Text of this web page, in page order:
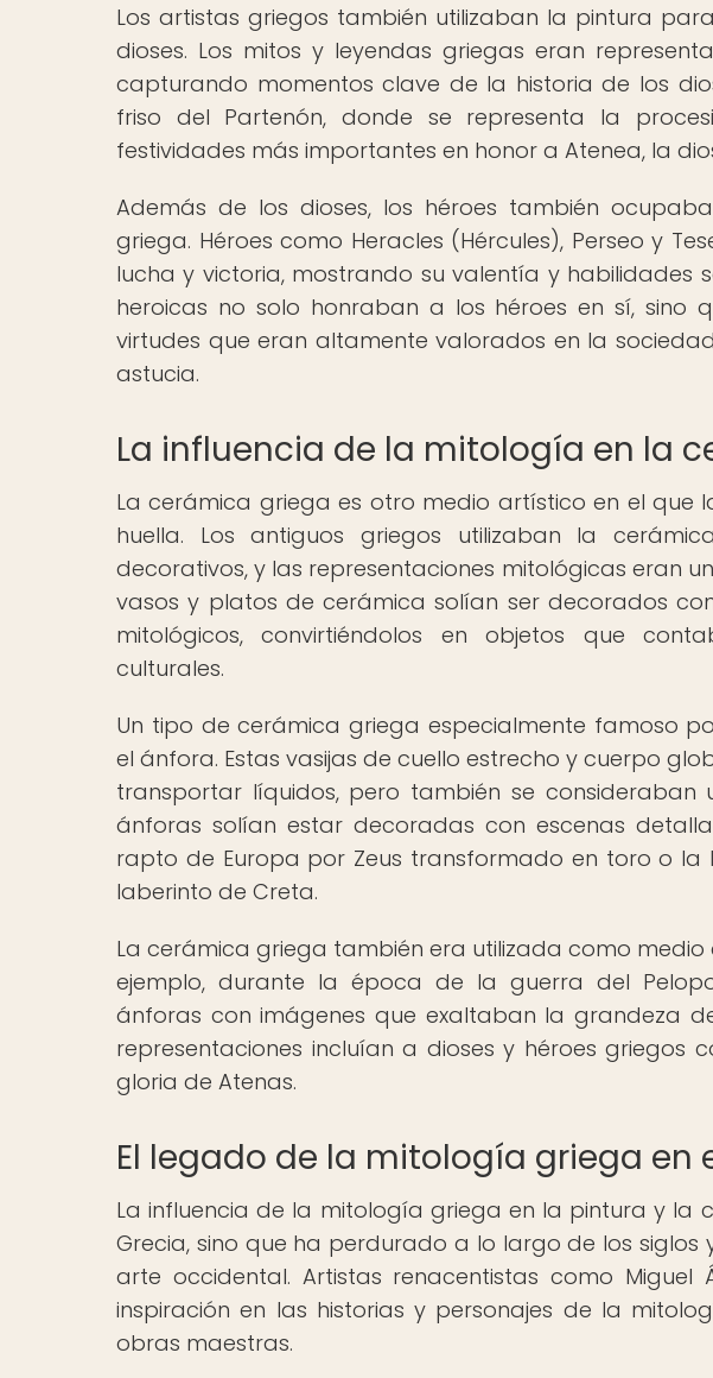
Los artistas griegos también utilizaban la pintura
dioses. Los mitos y leyendas griegas eran
capturando momentos clave de la historia de los
friso del Partenón, donde se representa la
festividades más importantes en honor a Atenea, la
Además de los dioses, los héroes también
griega. Héroes como Heracles (Hércules), Perseo y
lucha y victoria, mostrando su valentía y habilidades
heroicas no solo honraban a los héroes en sí, sino
virtudes que eran altamente valorados en la
astucia.
La influencia de la mitología en la
La cerámica griega es otro medio artístico en el
huella. Los antiguos griegos utilizaban la
decorativos, y las representaciones mitológicas eran
vasos y platos de cerámica solían ser decorados
mitológicos, convirtiéndolos en objetos que
culturales.
Un tipo de cerámica griega especialmente famoso
el ánfora. Estas vasijas de cuello estrecho y cuerpo
transportar líquidos, pero también se
ánforas solían estar decoradas con escenas
rapto de Europa por Zeus transformado en toro o la
laberinto de Creta.
La cerámica griega también era utilizada como
ejemplo, durante la época de la guerra del
ánforas con imágenes que exaltaban la grandeza
representaciones incluían a dioses y héroes griegos
gloria de Atenas.
El legado de la mitología griega en
La influencia de la mitología griega en la pintura y la
Grecia, sino que ha perdurado a lo largo de los
arte occidental. Artistas renacentistas como Miguel
inspiración en las historias y personajes de la
obras maestras.